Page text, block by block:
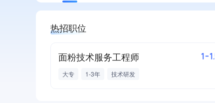
热招职位
面粉技术服务工程师 1-
大专 1-3年 技术研发